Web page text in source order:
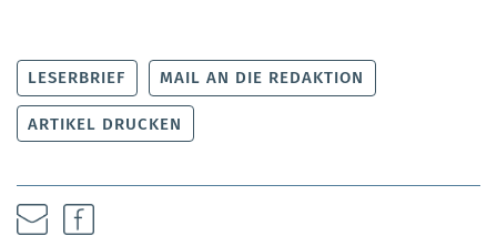
LESERBRIEF MAIL AN DIE REDAKTION
ARTIKEL DRUCKEN